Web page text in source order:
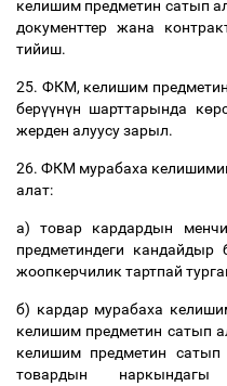
келишим предметин сатып
документтер жана
тийиш.
25. ФКМ, келишим предметин
берүүнүн шарттарында кө
жерден алуусузарыл.
26. ФКМ мурабаха
алат:
а)товар кардардын
предметиндеги
кандайдыр
жоопкерчилик тартпай
б) кардар мурабаха
келишим предметин сатып
келишим предметин сатып
товардын
наркындагы